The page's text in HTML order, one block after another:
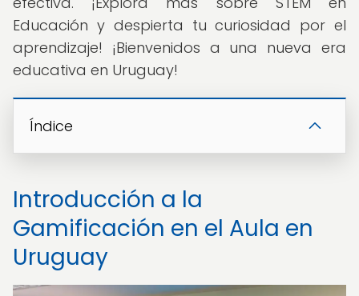
Educación y despierta tu curiosidad por el
aprendizaje! ¡Bienvenidos a una nueva era
educativa en Uruguay!
Índice
Introducción a la
Gamificación en el Aula en
Uruguay